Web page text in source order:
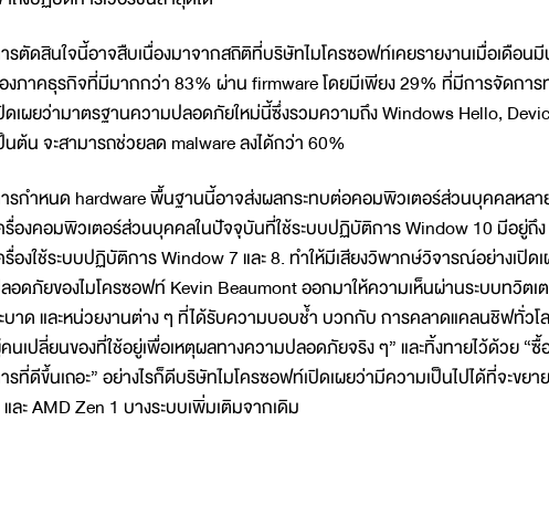
รตัดสินใจนี้อาจสืบเนื่องมาจากสถิติที่บริษัทไมโครซอฟท์เคยรายงานเมื่อเดือน
งภาคธุรกิจที่มีมากกว่า 83% ผ่าน firmware โดยมีเพียง 29% ที่มีการจัดกา
ดเผยว่ามาตรฐานความปลอดภัยใหม่นี้ซึ่งรวมความถึง Windows Hello,
นต้น จะสามารถช่วยลด malware ลงได้กว่า 60%
รกำหนด hardware พื้นฐานนี้อาจส่งผลกระทบต่อคอมพิวเตอร์ส่วนบุคคลหลา
รื่องคอมพิวเตอร์ส่วนบุคคลในปัจจุบันที่ใช้ระบบปฏิบัติการ Window 10 มีอยู่ถึ
รื่องใช้ระบบปฏิบัติการ Window 7 และ 8. ทำให้มีเสียงวิพากษ์วิจารณ์อย่างเปิ
อดภัยของไมโครซอฟท์ Kevin Beaumont ออกมาให้ความเห็นผ่านระบบทวิต
บาด และหน่วยงานต่าง ๆ ที่ได้รับความบอบช้ำ บวกกับ การคลาดแคลนชิฟทั่ว
นเปลี่ยนของที่ใช้อยู่เพื่อเหตุผลทางความปลอดภัยจริง ๆ” และทิ้งทายไว้ด้วย “
รที่ดีขึ้นเถอะ” อย่างไรก็ดีบริษัทไมโครซอฟท์เปิดเผยว่ามีความเป็นไปได้ที่จะขย
ละ AMD Zen 1 บางระบบเพิ่มเติมจากเดิม